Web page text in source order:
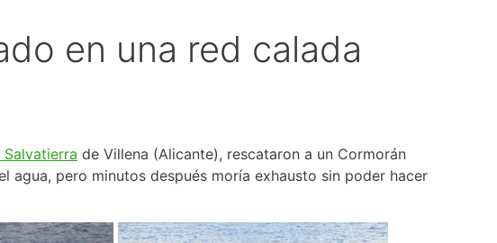
en una red calada
de Villena (Alicante), rescataron a un Cormorán
agua, pero minutos después moría exhausto sin poder hacer